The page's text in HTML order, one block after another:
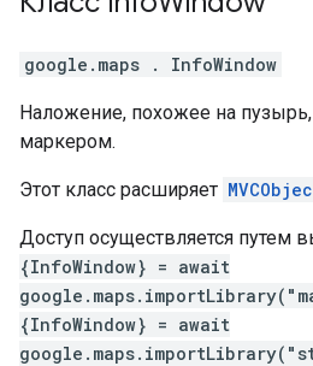
google.maps . InfoWindow
Наложение, похожее на
маркером.
Этот класс расширяет
Доступ осуществляется путем
{InfoWindow} = await
{InfoWindow} = await